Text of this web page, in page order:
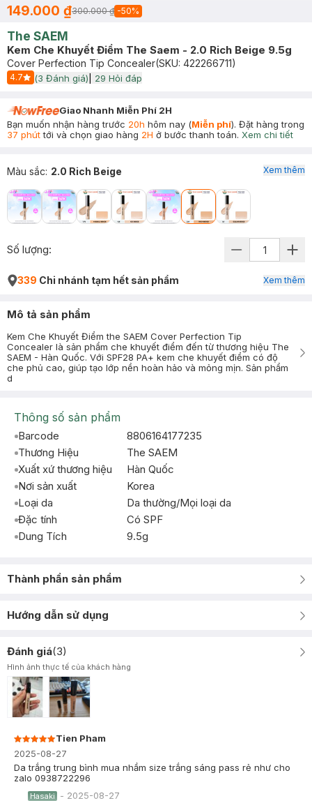
149.000 ₫300.000 ₫ -50%
The SAEM
Kem Che Khuyết Điểm The Saem - 2.0 Rich Beige 9.5g
Cover Perfection Tip Concealer(SKU: 422266711)
4.7
Start Icon
(3 Đánh giá) 29 Hỏi đáp
Giao Nhanh Miễn Phí 2H
Bạn muốn nhận hàng trước 20h hôm nay (Miễn phí). Đặt hàng trong
37 phúttới và chọn giao hàng 2H ở bước thanh toán. Xem chi tiết
Màu sắc: 2.0 Rich Beige Xem thêm
Số lượng:
339 Chi nhánh tạm hết sản phẩm Xem thêm
Mô tả sản phẩm
Kem Che Khuyết Điểm the SAEM Cover Perfection Tip
Concealer là sản phẩm che khuyết điểm đến từ thương hiệu The
SAEM - Hàn Quốc. Với SPF28 PA+ kem che khuyết điểm có độ
che phủ cao, giúp tạo lớp nền hoàn hảo và mỏng mịn. Sản phẩm
d
Thông số sản phẩm
Barcode
8806164177235
Thương Hiệu
The SAEM
Xuất xứ thương hiệu
Hàn Quốc
Nơi sản xuất
Korea
Loại da
Da thường/Mọi loại da
Đặc tính
Có SPF
Dung Tích
9.5g
Thành phần sản phẩm
Hướng dẫn sử dụng
Đánh giá(3)
Hình ảnh thực tế của khách hàng
Tien Pham
2025-08-27
Da trắng trung bình mua nhầm size trắng sáng pass rẻ như cho
zalo 0938722296
Hasaki - 2025-08-27